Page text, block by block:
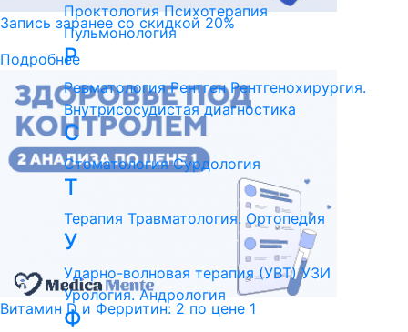
Запись заранее со скидкой 20%
Подробнее
Витамин D и Ферритин: 2 по цене 1
Проктология Психотерапия
Пульмонология
Р
Ревматология Рентген Рентгенохирургия.
Внутрисосудистая диагностика
С
Стоматология Сурдология
Т
Терапия Травматология. Ортопедия
У
Ударно-волновая терапия (УВТ) УЗИ
Урология. Андрология
Ф